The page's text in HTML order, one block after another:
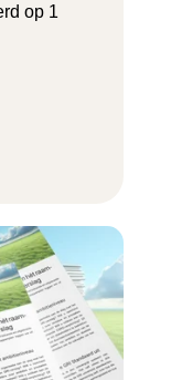
op 1